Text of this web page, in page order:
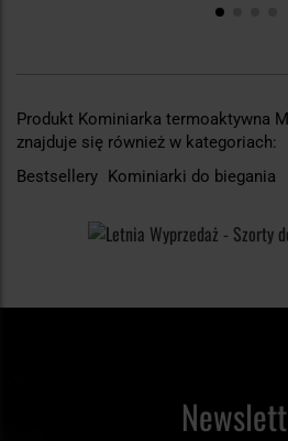
Produkt Kominiarka termoaktywna
znajduje się również w kategoriach:
Bestsellery Kominiarki do biegania